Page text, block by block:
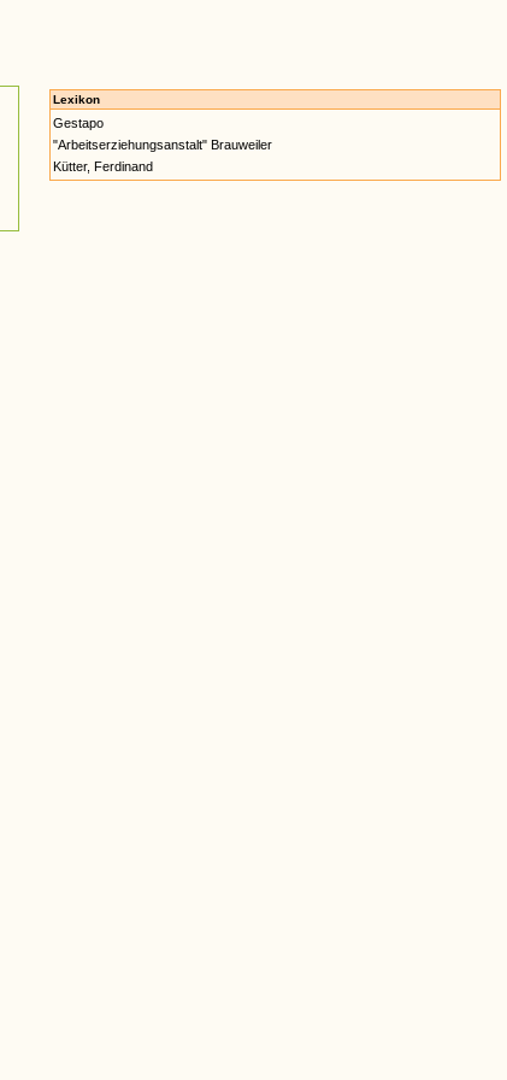
Lexikon
Gestapo
"Arbeitserziehungsanstalt" Brauweiler
Kütter, Ferdinand